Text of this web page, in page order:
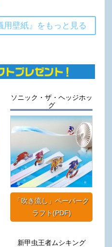
用壁紙』をもっと見る
ソニック・ザ・ヘッジホッ
グ
「吹き流し」ペーパーク
ラフト(PDF)
新甲虫王者ムシキング